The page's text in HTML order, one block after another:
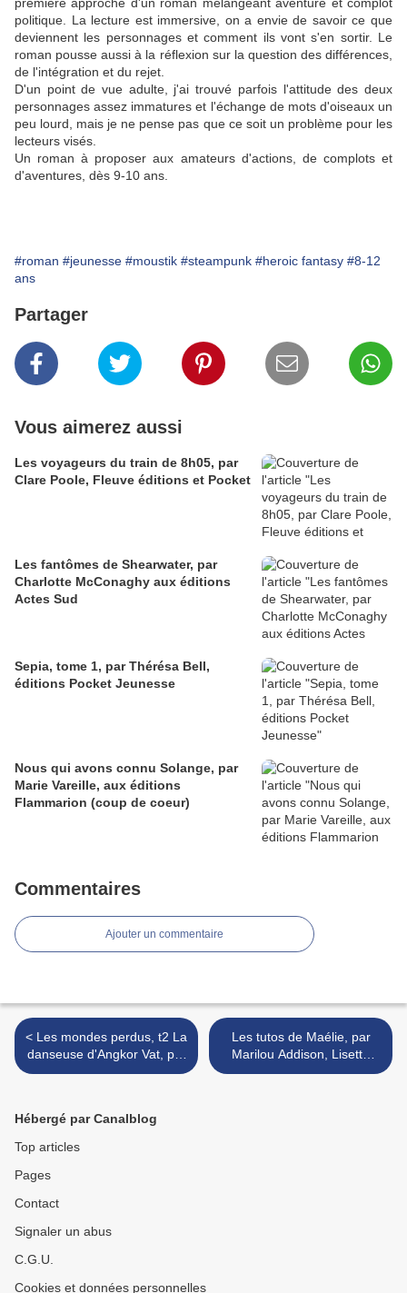
politique. La lecture est immersive, on a envie de savoir ce que
deviennent les personnages et comment ils vont s'en sortir. Le
roman pousse aussi à la réflexion sur la question des différences,
de l'intégration et du rejet.
D'un point de vue adulte, j'ai trouvé parfois l'attitude des deux
personnages assez immatures et l'échange de mots d'oiseaux un
peu lourd, mais je ne pense pas que ce soit un problème pour les
lecteurs visés.
Un roman à proposer aux amateurs d'actions, de complots et
d'aventures, dès 9-10 ans.
#roman #jeunesse #moustik #steampunk #heroic fantasy #8-12
ans
Partager
Vous aimerez aussi
Les voyageurs du train de 8h05, par
Clare Poole, Fleuve éditions et Pocket
Les fantômes de Shearwater, par
Charlotte McConaghy aux éditions
Actes Sud
Sepia, tome 1, par Thérésa Bell,
éditions Pocket Jeunesse
Nous qui avons connu Solange, par
Marie Vareille, aux éditions
Flammarion (coup de coeur)
Commentaires
Ajouter un commentaire
< Les mondes perdus, t2 La
danseuse d'Angkor Vat, par
Aucha et Isabelle Lemaux
Les tutos de Maélie, par
Marilou Addison, Lisette
Morival et Luisa Russo >
Hébergé par Canalblog
Top articles
Pages
Contact
Signaler un abus
C.G.U.
Cookies et données personnelles